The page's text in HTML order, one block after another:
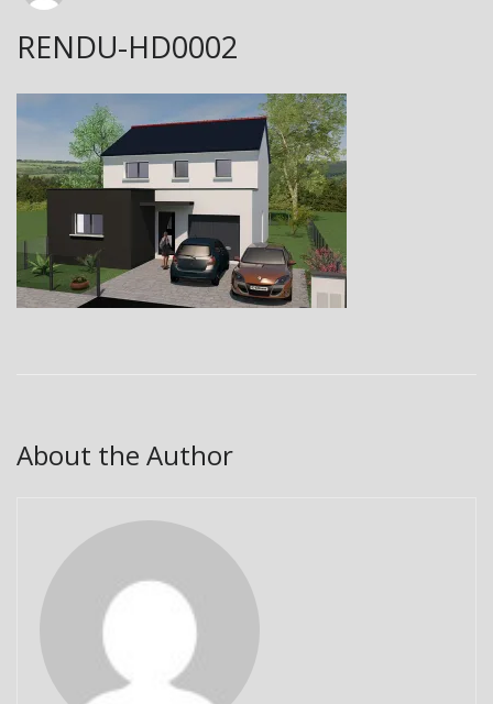
RENDU-HD0002
About the Author